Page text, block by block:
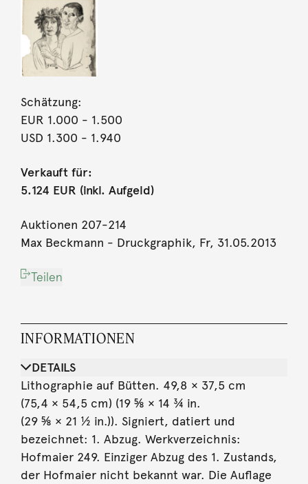
Schätzung:
EUR 1.000 - 1.500
USD 1.300 - 1.940
Verkauft für:
5.124 EUR (inkl. Aufgeld)
Auktionen 207-214
Max Beckmann - Druckgraphik, Fr, 31.05.2013
Teilen
INFORMATIONEN
DETAILS
Lithographie auf Bütten. 49,8 × 37,5 cm
(75,4 × 54,5 cm) (19 ⅝ × 14 ¾ in.
(29 ⅝ × 21 ½ in.)). Signiert, datiert und
bezeichnet: 1. Abzug. Werkverzeichnis:
Hofmaier 249. Einziger Abzug des 1. Zustands,
der Hofmaier nicht bekannt war. Die Auflage